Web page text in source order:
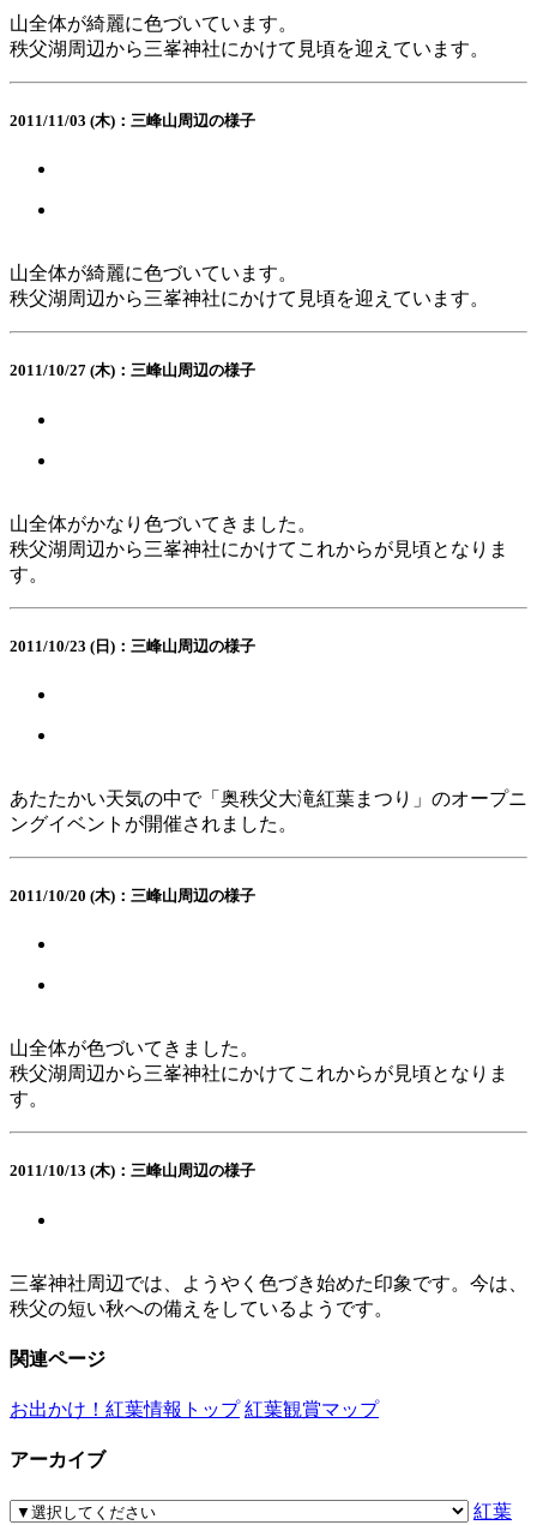
山全体が綺麗に色づいています。
秩父湖周辺から三峯神社にかけて見頃を迎えています。
2011/11/03 (木)：三峰山周辺の様子
山全体が綺麗に色づいています。
秩父湖周辺から三峯神社にかけて見頃を迎えています。
2011/10/27 (木)：三峰山周辺の様子
山全体がかなり色づいてきました。
秩父湖周辺から三峯神社にかけてこれからが見頃となりま
す。
2011/10/23 (日)：三峰山周辺の様子
あたたかい天気の中で「奥秩父大滝紅葉まつり」のオープニ
ングイベントが開催されました。
2011/10/20 (木)：三峰山周辺の様子
山全体が色づいてきました。
秩父湖周辺から三峯神社にかけてこれからが見頃となりま
す。
2011/10/13 (木)：三峰山周辺の様子
三峯神社周辺では、ようやく色づき始めた印象です。今は、
秩父の短い秋への備えをしているようです。
関連ページ
お出かけ！紅葉情報トップ 紅葉観賞マップ
アーカイブ
紅葉